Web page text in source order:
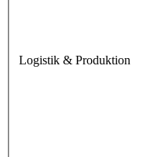
Logistik & Produktion